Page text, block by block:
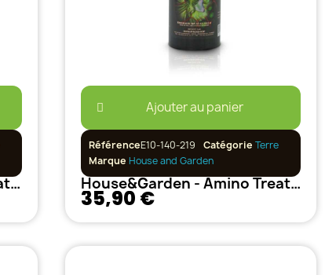
House&Garden - Amino treatment - 100ml
Ajouter au panier
RéférenceE10-140-219 CatégorieTerre
Marque House and Garden
House&Garden - Amino Treatment - 250 ml
35,90 €